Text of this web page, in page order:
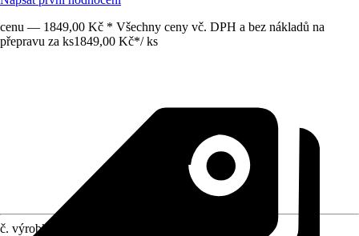
cenu — 1849,00 Kč * Všechny ceny vč. DPH a bez nákladů na
přepravu za ks1849,00 Kč*/ ks
č. výrobku